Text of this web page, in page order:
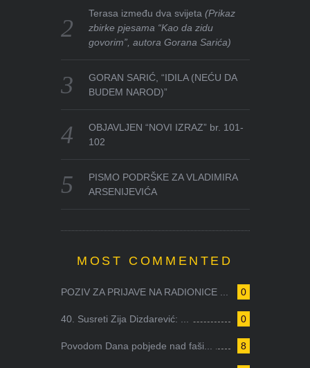
Terasa između dva svijeta(Prikaz
zbirke pjesama “Kao da zidu
govorim”, autora Gorana Sarića)
GORAN SARIĆ, “IDILA (NEĆU DA
BUDEM NAROD)”
OBJAVLJEN “NOVI IZRAZ” br. 101-
102
PISMO PODRŠKE ZA VLADIMIRA
ARSENIJEVIĆA
MOST COMMENTED
0
POZIV ZA PRIJAVE NA RADIONICE ...
0
40. Susreti Zija Dizdarević: ...
8
Povodom Dana pobjede nad faši...